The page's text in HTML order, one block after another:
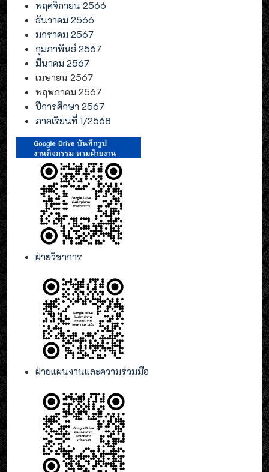
พฤศจิกายน 2566
ธันวาคม 2566
มกราคม 2567
กุมภาพันธ์ 2567
มีนาคม 2567
เมษายน 2567
พฤษภาคม 2567
ปีการศึกษา 2567
ภาคเรียนที่ 1/2568
ฝ่ายวิชาการ
ฝ่ายแผนงานและความร่วมมือ